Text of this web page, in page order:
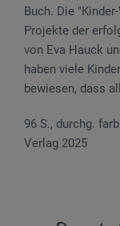
Buch. Die
Projekte der
von Eva Hauck
haben viele
bewiesen, dass
96 S., durchg.
Verlag 2025